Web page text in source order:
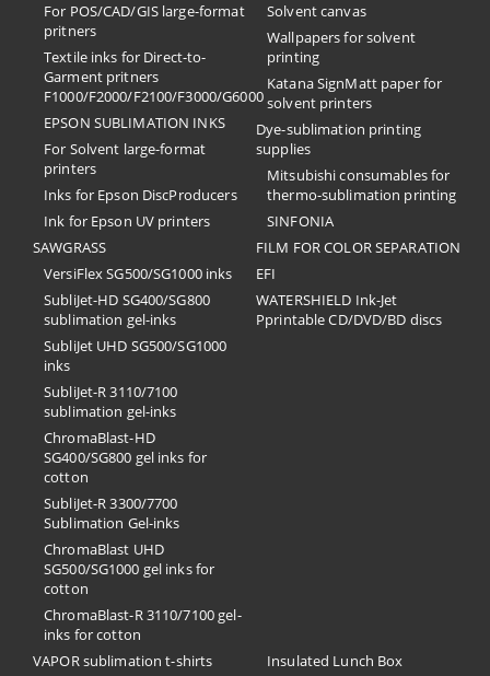
For POS/CAD/GIS large-format
pritners
Textile inks for Direct-to-
Garment pritners
F1000/F2000/F2100/F3000/G6000
EPSON SUBLIMATION INKS
For Solvent large-format
printers
Inks for Epson DiscProducers
Ink for Epson UV printers
SAWGRASS
VersiFlex SG500/SG1000 inks
SubliJet-HD SG400/SG800
sublimation gel-inks
SubliJet UHD SG500/SG1000
inks
SubliJet-R 3110/7100
sublimation gel-inks
ChromaBlast-HD
SG400/SG800 gel inks for
cotton
SubliJet-R 3300/7700
Sublimation Gel-inks
ChromaBlast UHD
SG500/SG1000 gel inks for
cotton
ChromaBlast-R 3110/7100 gel-
inks for cotton
Solvent canvas
Wallpapers for solvent
printing
Katana SignMatt paper for
solvent printers
Dye-sublimation printing
supplies
Mitsubishi consumables for
thermo-sublimation printing
SINFONIA
FILM FOR COLOR SEPARATION
EFI
​WATERSHIELD Ink-Jet
Pprintable CD/DVD/BD discs
VAPOR sublimation t-shirts
Insulated Lunch Box